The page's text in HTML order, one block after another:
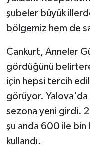
şubeler büyük
bölgemiz hem de
Cankurt, Anneler
gördüğünü
için hepsi tercih
görüyor. Yalova'da
sezona yeni girdi.
şu anda 600 ile bin
kullandı.